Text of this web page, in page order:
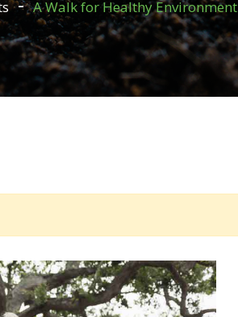
A Walk for Healthy Environment